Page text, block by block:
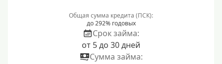
Общая сумма кредита (ПСК):
до 292% годовых
Срок займа:
от 5 до 30 дней
Сумма займа: